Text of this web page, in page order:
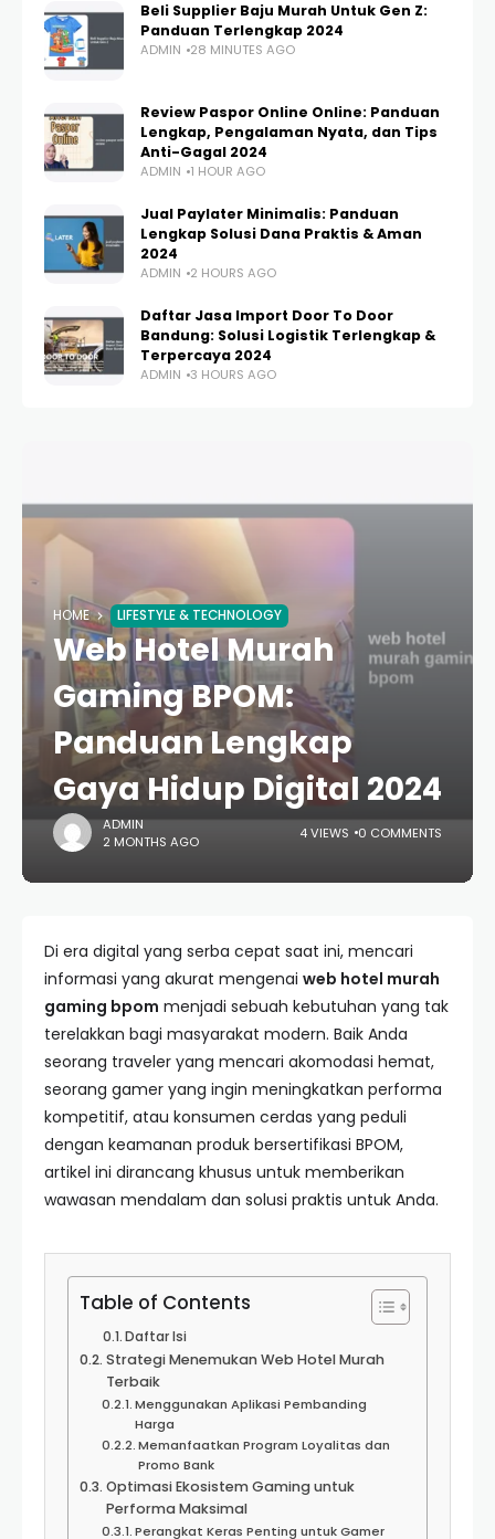
Beli Supplier Baju Murah Untuk Gen Z:
Panduan Terlengkap 2024
ADMIN 28 MINUTES AGO
Review Paspor Online Online: Panduan
Lengkap, Pengalaman Nyata, dan Tips
Anti-Gagal 2024
ADMIN 1 HOUR AGO
Jual Paylater Minimalis: Panduan
Lengkap Solusi Dana Praktis & Aman
2024
ADMIN 2 HOURS AGO
Daftar Jasa Import Door To Door
Bandung: Solusi Logistik Terlengkap &
Terpercaya 2024
ADMIN 3 HOURS AGO
HOME LIFESTYLE & TECHNOLOGY
Web Hotel Murah
Gaming BPOM:
Panduan Lengkap
Gaya Hidup Digital 2024
ADMIN
2 MONTHS AGO
4 VIEWS 0 COMMENTS
Di era digital yang serba cepat saat ini, mencari
informasi yang akurat mengenai web hotel murah
gaming bpom menjadi sebuah kebutuhan yang tak
terelakkan bagi masyarakat modern. Baik Anda
seorang traveler yang mencari akomodasi hemat,
seorang gamer yang ingin meningkatkan performa
kompetitif, atau konsumen cerdas yang peduli
dengan keamanan produk bersertifikasi BPOM,
artikel ini dirancang khusus untuk memberikan
wawasan mendalam dan solusi praktis untuk Anda.
Table of Contents
Daftar Isi
Strategi Menemukan Web Hotel Murah
Terbaik
Menggunakan Aplikasi Pembanding
Harga
Memanfaatkan Program Loyalitas dan
Promo Bank
Optimasi Ekosistem Gaming untuk
Performa Maksimal
Perangkat Keras Penting untuk Gamer